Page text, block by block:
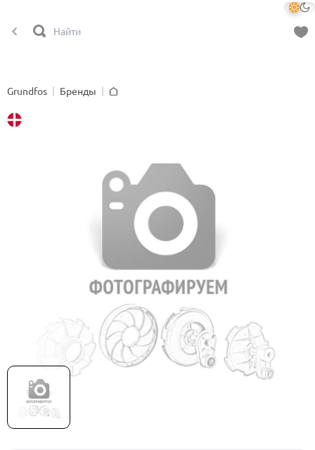
Grundfos
Бренды
Рабочее колесо Grundfos IMP,OS6,LH,CI, артикул